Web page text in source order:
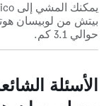
بيتش من لوبيسان
حوالي 3.1 كم.
الأسئلة